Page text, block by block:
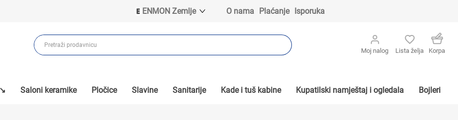
ENMON Zemlje
ENMON BIH
ENMON MKD
O nama Plaćanje Isporuka
Moj nalog Lista želja Korpa
Saloni keramike Pločice Slavine Sanitarije Kade i tuš kabine Kupatilski namještaj i ogledala Bojleri